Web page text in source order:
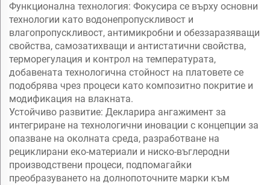
Функционална технология: Фокусира се върху основни
технологии като водонепропускливост и
влагопропускливост, антимикробни и обеззаразяващи
свойства, самозатихващи и антистатични свойства,
терморегулация и контрол на температурата,
добавената технологична стойност на платовете се
подобрява чрез процеси като композитно покритие и
модификация на влакната.
Устойчиво развитие: Декларира ангажимент за
интегриране на технологични иновации с концепции за
опазване на околната среда, разработване на
рециклирани еко-материали и ниско-въглеродни
производствени процеси, подпомагайки
преобразуването на долнопоточните марки към